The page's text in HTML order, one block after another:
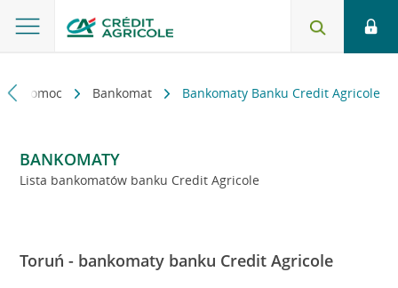
i pomoc Bankomat Bankomaty Banku Credit Agricole
BANKOMATY
Lista bankomatów banku Credit Agricole
Toruń - bankomaty banku Credit Agricole